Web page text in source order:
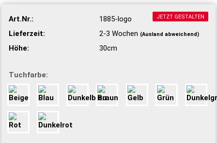
JETZT GESTALTEN
Art.Nr.:
1885-logo
Lieferzeit:
2-3 Wochen (Ausland abweichend)
Höhe: 30cm
Tuchfarbe: